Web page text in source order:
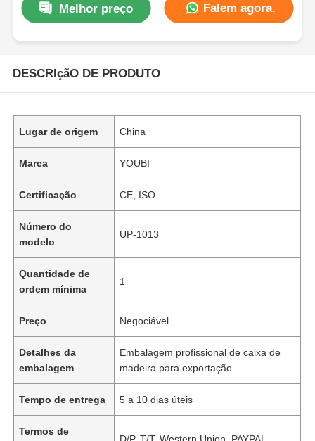
Melhor preço Falem agora.
DESCRIçãO DE PRODUTO
Lugar de origem China
Marca YOUBI
Certificação CE, ISO
Número do
modelo
UP-1013
Quantidade de
ordem mínima
1
Preço Negociável
Detalhes da
embalagem
Embalagem profissional de caixa de
madeira para exportação
Tempo de entrega 5 a 10 dias úteis
Termos de
D/P, T/T, Western Union, PAYPAL